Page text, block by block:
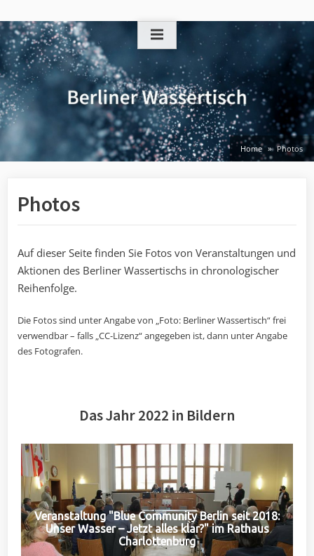
to
content
Home Photos
Photos
Auf dieser Seite finden Sie Fotos von Veranstaltungen und
Aktionen des Berliner Wassertischs in chronologischer
Reihenfolge.
Die Fotos sind unter Angabe von „Foto: Berliner Wassertisch“ frei
verwendbar – falls „CC-Lizenz“ angegeben ist, dann unter Angabe
des Fotografen.
Das Jahr 2022 in Bildern
Veranstaltung "Blue Community Berlin seit 2018:
Unser Wasser – Jetzt alles klar?" im Rathaus
Charlottenburg